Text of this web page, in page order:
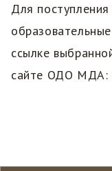
Для
ссылке
сайте ОДО МДА: